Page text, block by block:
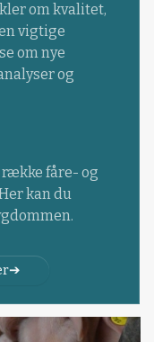
om kvalitet,
vigtige
om nye
og
fåre- og
kan du